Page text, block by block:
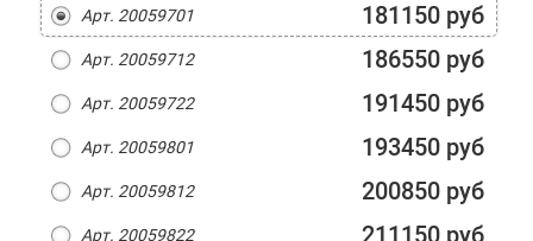
Арт. 20059701 181150 руб
Арт. 20059712 186550 руб
Арт. 20059722 191450 руб
Арт. 20059801 193450 руб
Арт. 20059812 200850 руб
Арт. 20059822 211150 руб